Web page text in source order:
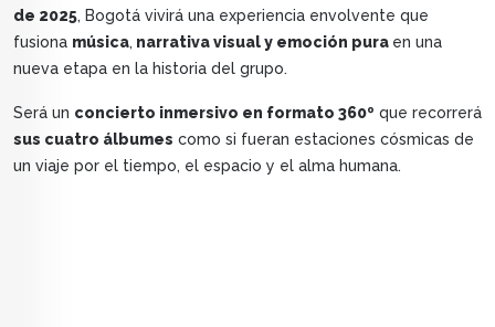
de 2025, Bogotá vivirá una experiencia envolvente que
fusiona música, narrativa visual y emoción pura en una
nueva etapa en la historia del grupo.
Será un concierto inmersivo en formato 360º que recorrerá
sus cuatro álbumes como si fueran estaciones cósmicas de
un viaje por el tiempo, el espacio y el alma humana.